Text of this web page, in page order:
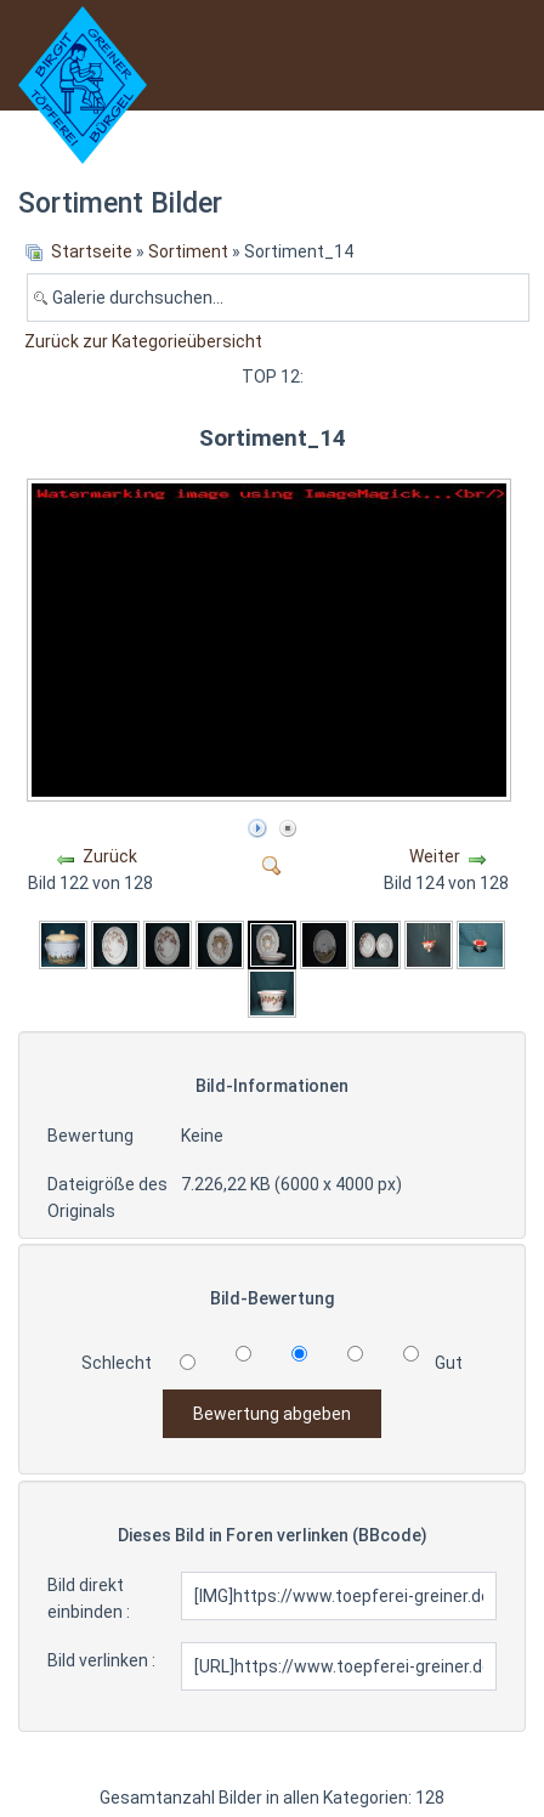
Sortiment Bilder
Startseite » Sortiment » Sortiment_14
Zurück zur Kategorieübersicht
TOP 12:
Sortiment_14
Zurück
Bild 122 von 128
Weiter
Bild 124 von 128
Bild-Informationen
Bewertung Keine
Dateigröße des
Originals
7.226,22 KB (6000 x 4000 px)
Bild-Bewertung
Schlecht Gut
Dieses Bild in Foren verlinken (BBcode)
Bild direkt
einbinden :
Bild verlinken :
Gesamtanzahl Bilder in allen Kategorien: 128